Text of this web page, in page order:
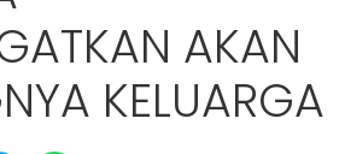
AKAN
KELUARGA